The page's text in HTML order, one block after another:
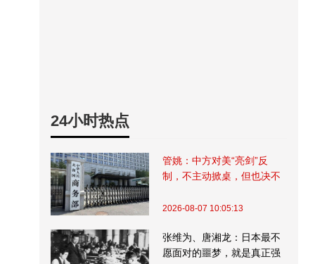
24小时热点
管姚：中方对美“亮剑”反
制，不主动掀桌，但也决不
2026-08-07 10:05:13
张维为、唐湘龙：日本最不
愿面对的噩梦，就是真正强